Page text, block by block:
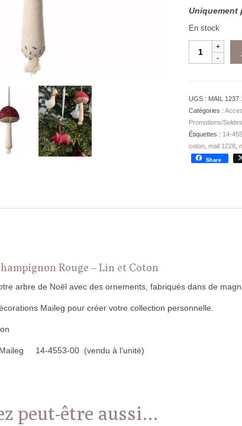
Uniquement
En stock
quantité
UGS : MAIL 1237
Catégories :
Promotions/
Étiquettes : 14-
coton, mail 1228,
Share
Rouge – Lin et Coton
arbre de Noël avec des ornements, fabriqués dans de
Maileg pour créer votre collection personnelle.
14-4553-00 (vendu à l’unité)
peut-être aussi…